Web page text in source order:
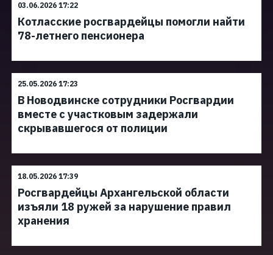
03.06.2026 17:22
Котласские росгвардейцы помогли найти
78-летнего пенсионера
25.05.2026 17:23
В Новодвинске сотрудники Росгвардии
вместе с участковым задержали
скрывавшегося от полиции
18.05.2026 17:39
Росгвардейцы Архангельской области
изъяли 18 ружей за нарушение правил
хранения